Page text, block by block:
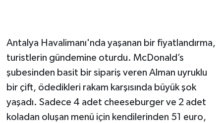
Antalya Havalimanı'nda yaşanan bir fiyatlandırma,
turistlerin gündemine oturdu. McDonald’s
şubesinden basit bir sipariş veren Alman uyruklu
bir çift, ödedikleri rakam karşısında büyük şok
yaşadı. Sadece 4 adet cheeseburger ve 2 adet
koladan oluşan menü için kendilerinden 51 euro,